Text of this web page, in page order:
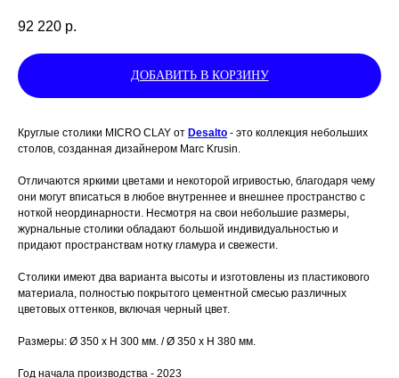
92 220 р.
ДОБАВИТЬ В КОРЗИНУ
Круглые столики MICRO CLAY от Desalto - это коллекция небольших
столов, созданная дизайнером Marc Krusin.
Отличаются яркими цветами и некоторой игривостью, благодаря чему
они могут вписаться в любое внутреннее и внешнее пространство с
ноткой неординарности. Несмотря на свои небольшие размеры,
журнальные столики обладают большой индивидуальностью и
придают пространствам нотку гламура и свежести.
Столики имеют два варианта высоты и изготовлены из пластикового
материала, полностью покрытого цементной смесью различных
цветовых оттенков, включая черный цвет.
Размеры: Ø 350 x H 300 мм. / Ø 350 x H 380 мм.
Год начала производства - 2023